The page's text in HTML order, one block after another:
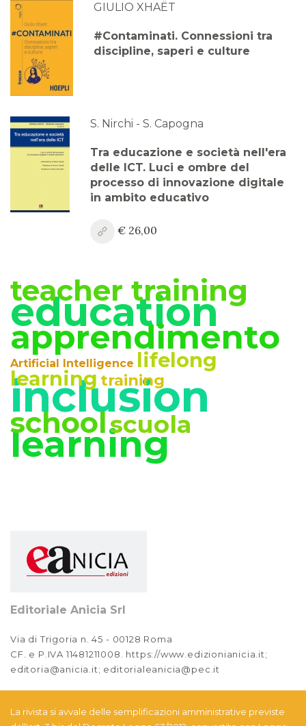
Anno XVI, Numero 2
2024
Anno XVI, Numero 1
2024
2023
Anno XV, Numero 3
Anno XV, Numero 2
2023
Anno XV, Numero 1
Anno XV
2023 Vol. 1
Anno XIV, Numero 4
2022
Anno XIV, Numero 3
2022
Anno XIV, Numero 2
2022
Anno XIII, Numero 3
Anno XIII, Numero 2
Anno XIII, Numero 1
2021
Anno XII, Numero 4
2020
GIULIO XHAËT
#Contaminati. Connessioni tra
discipline, saperi e culture
S. Nirchi - S. Capogna
Tra educazione e società nell'era
delle ICT. Luci e ombre del
processo di innovazione digitale
in ambito educativo
€ 26,00
teacher training
education
apprendimento
Artificial Intelligence lifelong
learning training
inclusion
schoolscuola
learning
Editoriale Anicia Srl
Via di Trigoria n. 45 - 00128 Roma
CF. e P.IVA 11481211008. https://www.edizionianicia.it;
editoria@anicia.it; editorialeanicia@pec.it
La rivista si avvale delle semplificazioni amministrative previste